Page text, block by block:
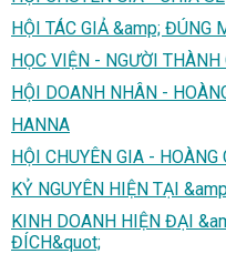
HỘI TÁC GIẢ &amp; ĐÚNG
HỌC VIỆN - NGƯỜI THÀNH
HỘI DOANH NHÂN -
HANNA
HỘI CHUYÊN GIA - HOÀNG
KỶ NGUYÊN HIỆN TẠI
KINH DOANH HIỆN ĐẠI
ĐÍCH&quot;